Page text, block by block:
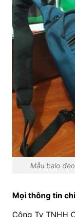
Mẫu balo
Mọi thông tin
Công Ty TNHH